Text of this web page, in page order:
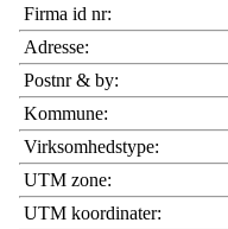
Firma id nr:
Adresse:
Postnr & by:
Kommune:
Virksomhedstype:
UTM zone:
UTM koordinater: